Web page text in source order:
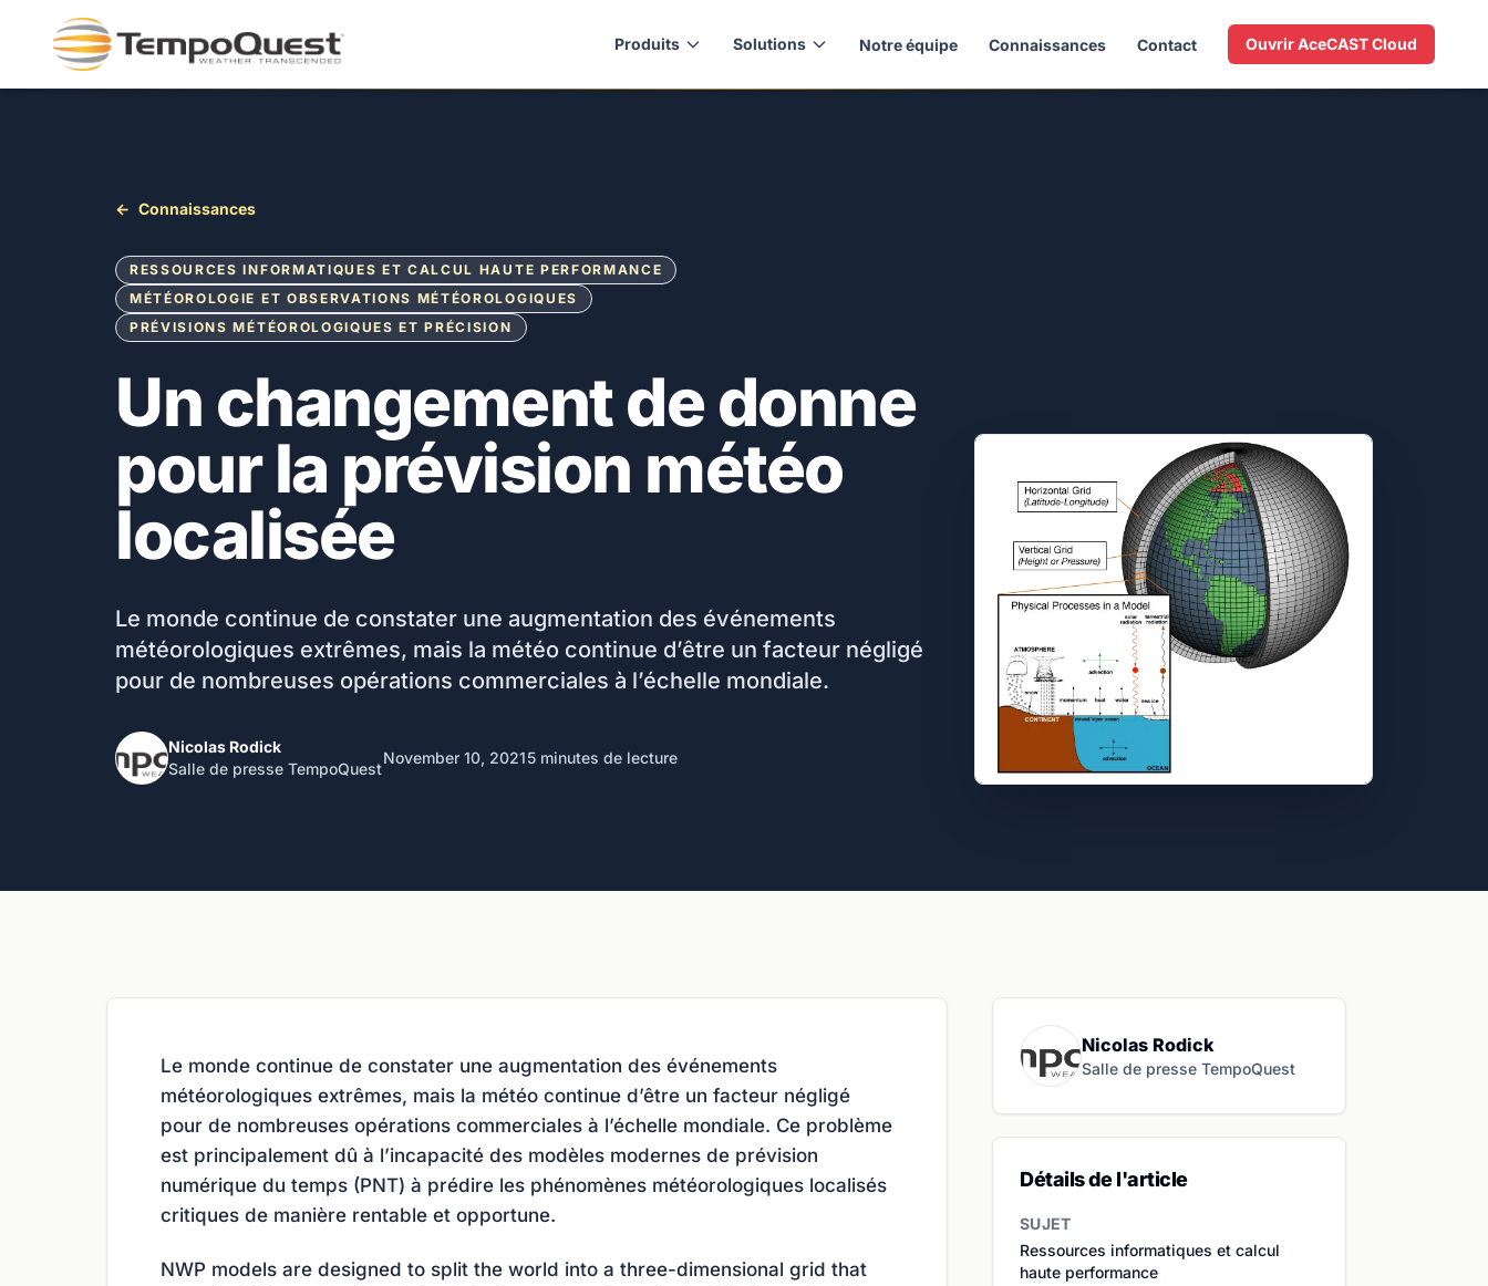
Produits Solutions Notre équipe Connaissances Contact Ouvrir AceCAST Cloud
← Connaissances
RESSOURCES INFORMATIQUES ET CALCUL HAUTE PERFORMANCE
MÉTÉOROLOGIE ET OBSERVATIONS MÉTÉOROLOGIQUES
PRÉVISIONS MÉTÉOROLOGIQUES ET PRÉCISION
Un changement de donne
pour la prévision météo
localisée
Le monde continue de constater une augmentation des événements
météorologiques extrêmes, mais la météo continue d’être un facteur négligé
pour de nombreuses opérations commerciales à l’échelle mondiale.
Nicolas Rodick
Salle de presse TempoQuest
November 10, 20215 minutes de lecture
Le monde continue de constater une augmentation des événements
météorologiques extrêmes, mais la météo continue d’être un facteur négligé
pour de nombreuses opérations commerciales à l’échelle mondiale. Ce problème
est principalement dû à l’incapacité des modèles modernes de prévision
numérique du temps (PNT) à prédire les phénomènes météorologiques localisés
critiques de manière rentable et opportune.
NWP models are designed to split the world into a three-dimensional grid that
Nicolas Rodick
Salle de presse TempoQuest
Détails de l'article
SUJET
Ressources informatiques et calcul
haute performance